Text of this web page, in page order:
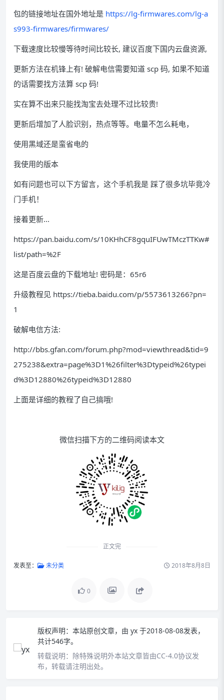
包的链接地址在国外地址是 https://lg-firmwares.com/lg-a
s993-firmwares/firmwares/
下载速度比较慢等待时间比较长, 建议百度下国内云盘资源,
更新方法在机锋上有! 破解电信需要知道 scp 码, 如果不知道
的话需要找方法算 scp 码!
实在算不出来只能找淘宝去处理不过比较贵!
更新后增加了人脸识别，热点等等。电量不怎么耗电，
使用黑域还是蛮省电的
我使用的版本
如有问题也可以下方留言，这个手机我是 踩了很多坑毕竟冷
门手机！
接着更新...
https://pan.baidu.com/s/10KHhCF8gquIFUwTMczTTKw#
list/path=%2F
这是百度云盘的下载地址! 密码是：65r6
升级教程见 https://tieba.baidu.com/p/5573613266?pn=
1
破解电信方法:
http://bbs.gfan.com/forum.php?mod=viewthread&tid=9
275238&extra=page%3D1%26filter%3Dtypeid%26typei
d%3D12880%26typeid%3D12880
上面是详细的教程了自己搞哦!
微信扫描下方的二维码阅读本文
正文完
发表至： 未分类 2018年8月8日
0
版权声明： 本站原创文章，由 yx 于2018-08-08发表，
共计546字。
转载说明： 除特殊说明外本站文章皆由CC-4.0协议发
布，转载请注明出处。